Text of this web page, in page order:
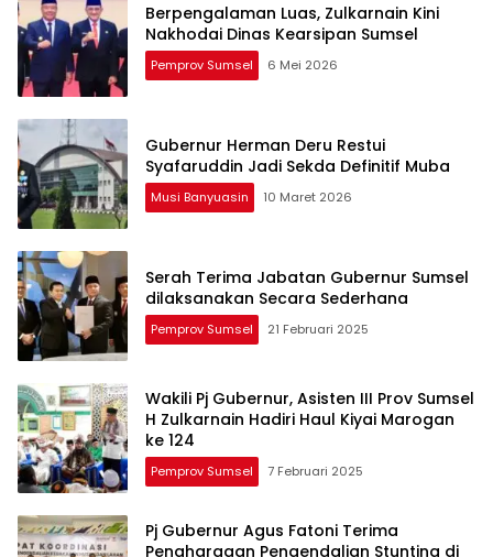
Berpengalaman Luas, Zulkarnain Kini
Nakhodai Dinas Kearsipan Sumsel
Pemprov Sumsel 6 Mei 2026
Gubernur Herman Deru Restui
Syafaruddin Jadi Sekda Definitif Muba
Musi Banyuasin 10 Maret 2026
Serah Terima Jabatan Gubernur Sumsel
dilaksanakan Secara Sederhana
Pemprov Sumsel 21 Februari 2025
Wakili Pj Gubernur, Asisten III Prov Sumsel
H Zulkarnain Hadiri Haul Kiyai Marogan
ke 124
Pemprov Sumsel 7 Februari 2025
Pj Gubernur Agus Fatoni Terima
Penghargaan Pengendalian Stunting di